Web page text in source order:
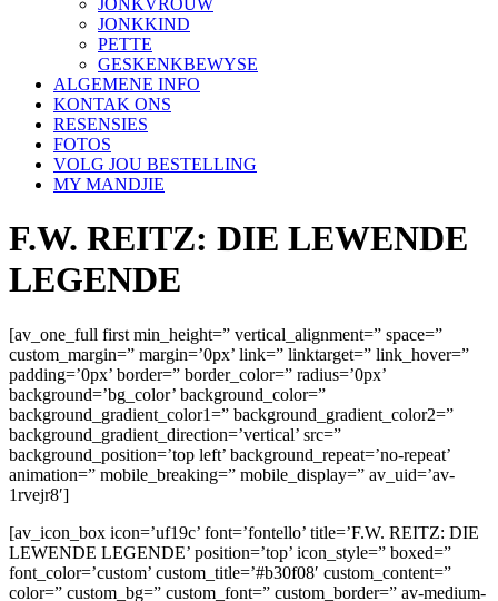
JONKVROUW
JONKKIND
PETTE
GESKENKBEWYSE
ALGEMENE INFO
KONTAK ONS
RESENSIES
FOTOS
VOLG JOU BESTELLING
MY MANDJIE
F.W. REITZ: DIE LEWENDE
LEGENDE
[av_one_full first min_height=” vertical_alignment=” space=”
custom_margin=” margin=’0px’ link=” linktarget=” link_hover=”
padding=’0px’ border=” border_color=” radius=’0px’
background=’bg_color’ background_color=”
background_gradient_color1=” background_gradient_color2=”
background_gradient_direction=’vertical’ src=”
background_position=’top left’ background_repeat=’no-repeat’
animation=” mobile_breaking=” mobile_display=” av_uid=’av-
1rvejr8′]
[av_icon_box icon=’uf19c’ font=’fontello’ title=’F.W. REITZ: DIE
LEWENDE LEGENDE’ position=’top’ icon_style=” boxed=”
font_color=’custom’ custom_title=’#b30f08′ custom_content=”
color=” custom_bg=” custom_font=” custom_border=” av-medium-